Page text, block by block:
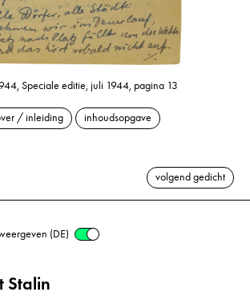
Speciale editie, juli 1944, pagina 13
/ inleiding inhoudsopgave
volgend gedicht
(DE)
Stalin